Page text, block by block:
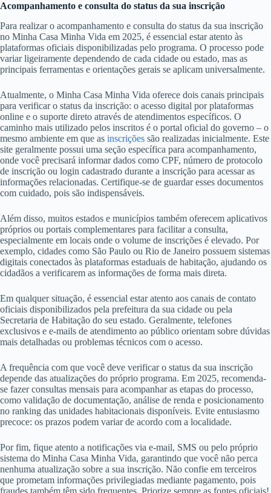
Acompanhamento e consulta do status da sua inscrição
Para realizar o acompanhamento e consulta do status da sua inscrição
no Minha Casa Minha Vida em 2025, é essencial estar atento às
plataformas oficiais disponibilizadas pelo programa. O processo pode
variar ligeiramente dependendo de cada cidade ou estado, mas as
principais ferramentas e orientações gerais se aplicam universalmente.
Atualmente, o Minha Casa Minha Vida oferece dois canais principais
para verificar o status da inscrição: o acesso digital por plataformas
online e o suporte direto através de atendimentos específicos. O
caminho mais utilizado pelos inscritos é o portal oficial do governo – o
mesmo ambiente em que as inscrições são realizadas inicialmente. Este
site geralmente possui uma seção específica para acompanhamento,
onde você precisará informar dados como CPF, número de protocolo
de inscrição ou login cadastrado durante a inscrição para acessar as
informações relacionadas. Certifique-se de guardar esses documentos
com cuidado, pois são indispensáveis.
Além disso, muitos estados e municípios também oferecem aplicativos
próprios ou portais complementares para facilitar a consulta,
especialmente em locais onde o volume de inscrições é elevado. Por
exemplo, cidades como São Paulo ou Rio de Janeiro possuem sistemas
digitais conectados às plataformas estaduais de habitação, ajudando os
cidadãos a verificarem as informações de forma mais direta.
Em qualquer situação, é essencial estar atento aos canais de contato
oficiais disponibilizados pela prefeitura da sua cidade ou pela
Secretaria de Habitação do seu estado. Geralmente, telefones
exclusivos e e-mails de atendimento ao público orientam sobre dúvidas
mais detalhadas ou problemas técnicos com o acesso.
A frequência com que você deve verificar o status da sua inscrição
depende das atualizações do próprio programa. Em 2025, recomenda-
se fazer consultas mensais para acompanhar as etapas do processo,
como validação de documentação, análise de renda e posicionamento
no ranking das unidades habitacionais disponíveis. Evite entusiasmo
precoce: os prazos podem variar de acordo com a localidade.
Por fim, fique atento a notificações via e-mail, SMS ou pelo próprio
sistema do Minha Casa Minha Vida, garantindo que você não perca
nenhuma atualização sobre a sua inscrição. Não confie em terceiros
que prometam informações privilegiadas mediante pagamento, pois
fraudes também têm sido frequentes. Priorize sempre as fontes oficiais!